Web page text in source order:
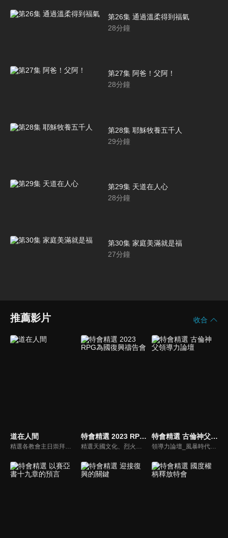
第26集 通過溫柔得到福氣
28分鐘
第27集 阿爸！父阿！
28分鐘
第28集 耶穌牧養五千人
29分鐘
第29集 天道在人心
28分鐘
第30集 家庭美滿就是福
27分鐘
推薦影片 收合
道在人間 特會精選 2023 RPG為國復興禱告會 特會精選 古倫神父領導力論壇